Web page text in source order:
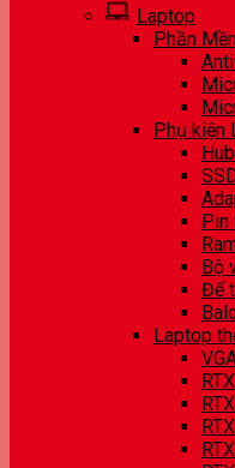
Laptop
Phần
Phụ kiện
Pin
Bộ
Đế
Laptop